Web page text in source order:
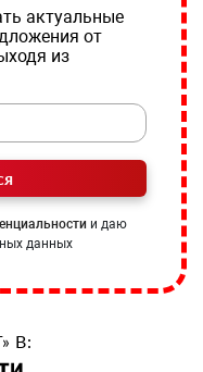
актуальные
от
из
и даю
данных
В: